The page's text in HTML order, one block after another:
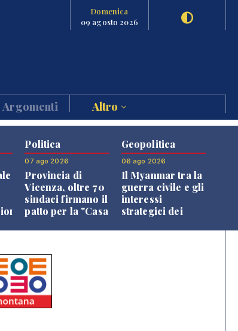
Domenica
09 agosto 2026
Argomenti Altro
Politica
07 ago 2026
Provincia di
Vicenza, oltre 70
sindaci firmano il
patto per la "Casa
Geopolitica
06 ago 2026
Il Myanmar tra la
guerra civile e gli
interessi
strategici dei